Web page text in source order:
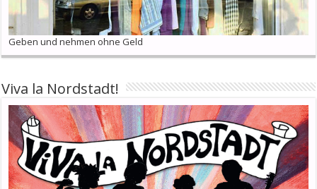
Geben und nehmen ohne Geld
Viva la Nordstadt!